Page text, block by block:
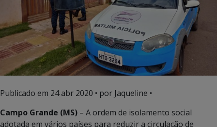
Publicado em 24 abr 2020 • por Jaqueline •
Campo Grande (MS) – A ordem de isolamento social
adotada em vários países para reduzir a circulação de